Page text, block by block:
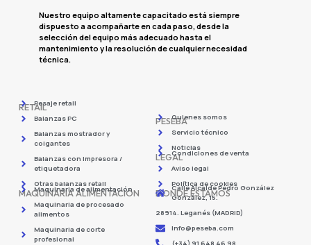
Nuestro equipo altamente capacitado está siempre
dispuesto a acompañarte en cada paso, desde la
selección del equipo más adecuado hasta el
mantenimiento y la resolución de cualquier necesidad
técnica.
RETAILPesaje retail
Balanzas PC
Balanzas mostrador y
colgantes
Balanzas con impresora /
etiquetadora
Otras balanzas retail
MAQUINARIA ALIMENTACIÓN
Maquinaria de alimentación
Maquinaria de procesado
alimentos
Maquinaria de corte
profesional
PESEBAQuienes somos
Servicio técnico
Noticias
LEGALCondiciones de venta
Aviso legal
Política de cookies
DONDE ESTAMOS
Calle Alcalde Pedro González
González, 15.
28914. Leganés (MADRID)
info@peseba.com
(+34) 91 648 46 98